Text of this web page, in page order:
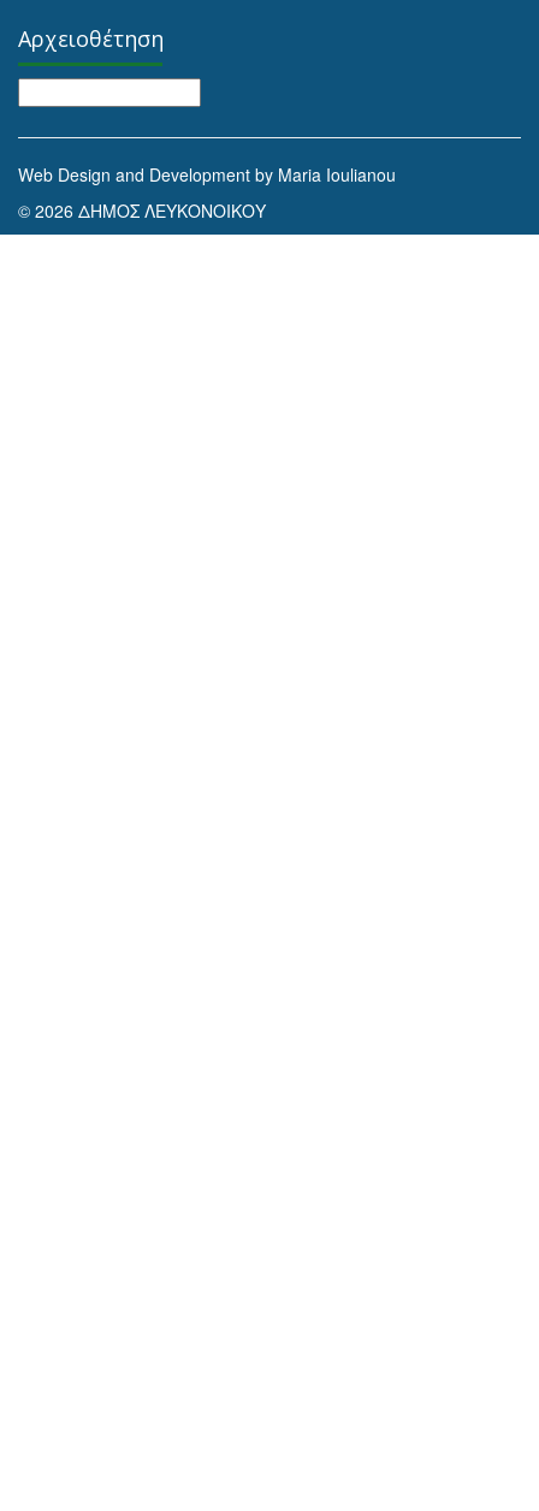
Αρχειοθέτηση
Web Design and Development by Maria Ioulianou
© 2026 ΔΗΜΟΣ ΛΕΥΚΟΝΟΙΚΟΥ